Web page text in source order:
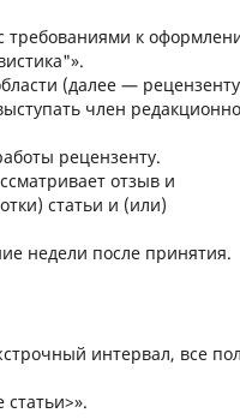
требованиями к
(далее —
член
рецензенту.
отзыв и
статьи и (или)
недели после принятия.
интервал, все